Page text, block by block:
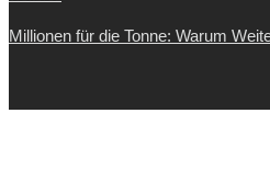
Millionen für die Tonne: Warum